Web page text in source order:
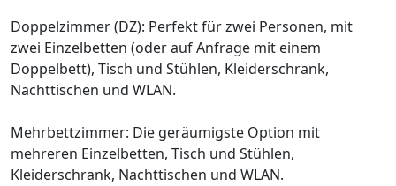
Doppelzimmer (DZ): Perfekt für zwei Personen, mit
zwei Einzelbetten (oder auf Anfrage mit einem
Doppelbett), Tisch und Stühlen, Kleiderschrank,
Nachttischen und WLAN.
Mehrbettzimmer: Die geräumigste Option mit
mehreren Einzelbetten, Tisch und Stühlen,
Kleiderschrank, Nachttischen und WLAN.